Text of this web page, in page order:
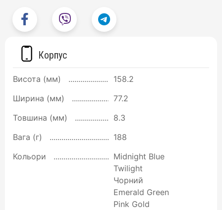
Корпус
Висота (мм)
158.2
Ширина (мм)
77.2
Товшина (мм)
8.3
Вага (г)
188
Кольори
Midnight Blue
Twilight
Чорний
Emerald Green
Pink Gold